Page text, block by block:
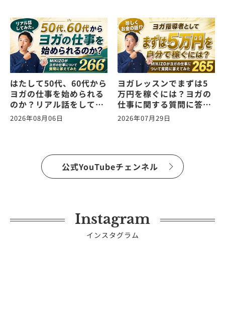
はたして50代、60代から
ヨガの仕事を始められる
のか？リアル話をしてみ
た。ヨガの仕事に関する
質問に答えます！
2026年08月06日
ヨガレッスンでまずは5
万円を稼ぐには？ヨガの
仕事に関する質問に答え
ます！vol.265
2026年07月29日
公式YouTubeチェンネル
Instagram
インスタグラム